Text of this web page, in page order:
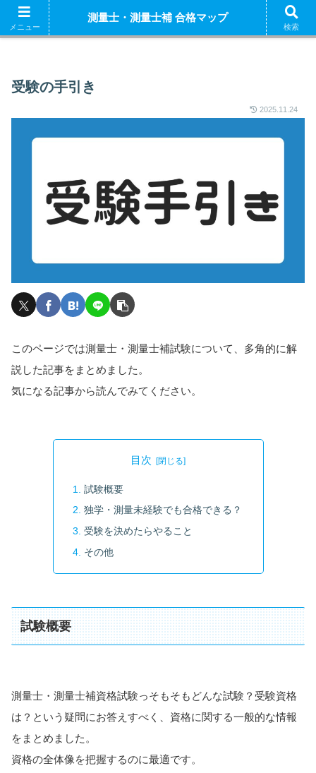
ホーム 測量
受験の手引き
2025.11.24
このページでは測量士・測量士補試験について、多角的に解
説した記事をまとめました。
気になる記事から読んでみてください。
目次
試験概要
独学・測量未経験でも合格できる？
受験を決めたらやること
その他
試験概要
測量士・測量士補資格試験っそもそもどんな試験？受験資格
は？という疑問にお答えすべく、資格に関する一般的な情報
をまとめました。
資格の全体像を把握するのに最適です。
メニュー
測量士・測量士補 合格マップ
検索